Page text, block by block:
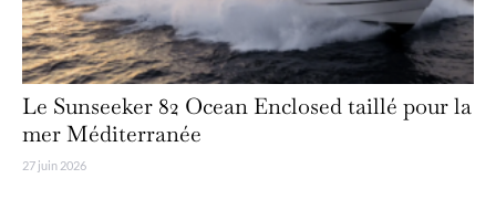
Le Sunseeker 82 Ocean Enclosed taillé pour la
mer Méditerranée
27 juin 2026